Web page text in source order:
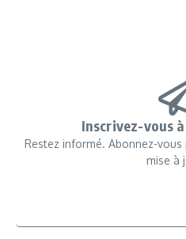
Inscrivez-vous
Restez informé. Abonnez-
mise à